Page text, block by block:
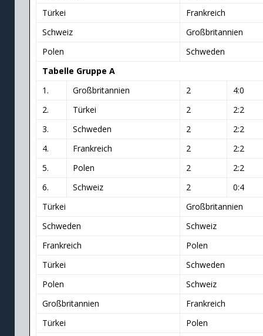
Türkei
Frankreich
Schweiz
Großbritannien
Polen
Schweden
Tabelle Gruppe A
1.
Großbritannien 2
4:0
2.
Türkei 2
2:2
3.
Schweden 2
2:2
4.
Frankreich 2
2:2
5.
Polen 2
2:2
6.
Schweiz 2
0:4
Türkei
Großbritannien
Schweden
Schweiz
Frankreich
Polen
Türkei
Schweden
Polen
Schweiz
Großbritannien
Frankreich
Türkei
Polen